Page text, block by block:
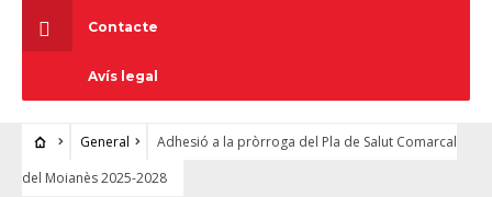
Contacte
Avís legal
General
Adhesió a la pròrroga del Pla de Salut Comarcal
del Moianès 2025-2028